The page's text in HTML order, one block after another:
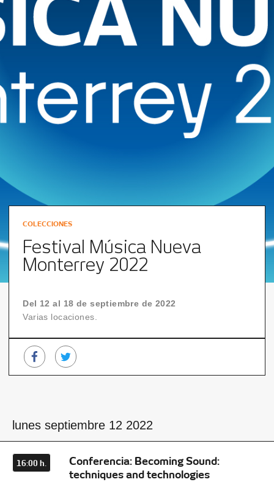
COLECCIONES
Festival Música Nueva
Monterrey 2022
Del 12 al 18 de septiembre de 2022
Varias locaciones.
lunes septiembre 12 2022
16:00 h.
Conferencia: Becoming Sound:
techniques and technologies